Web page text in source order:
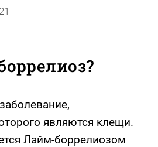
являются клещи.
Лайм-боррелиозом